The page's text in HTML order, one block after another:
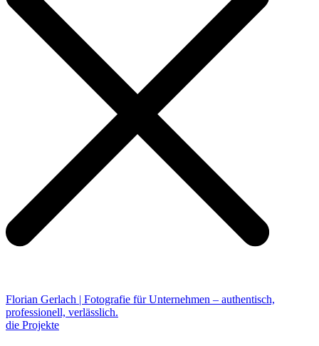
Florian Gerlach | Fotografie für Unternehmen – authentisch,
professionell, verlässlich.
die Projekte